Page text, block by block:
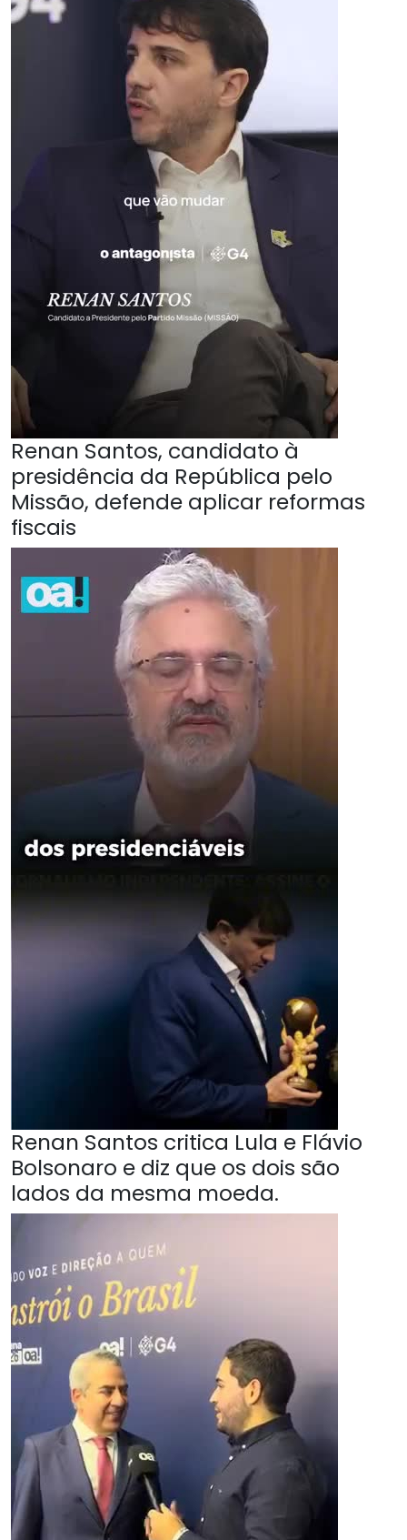
Renan Santos, candidato à
presidência da República pelo
Missão, defende aplicar reformas
fiscais
Renan Santos critica Lula e Flávio
Bolsonaro e diz que os dois são
lados da mesma moeda.